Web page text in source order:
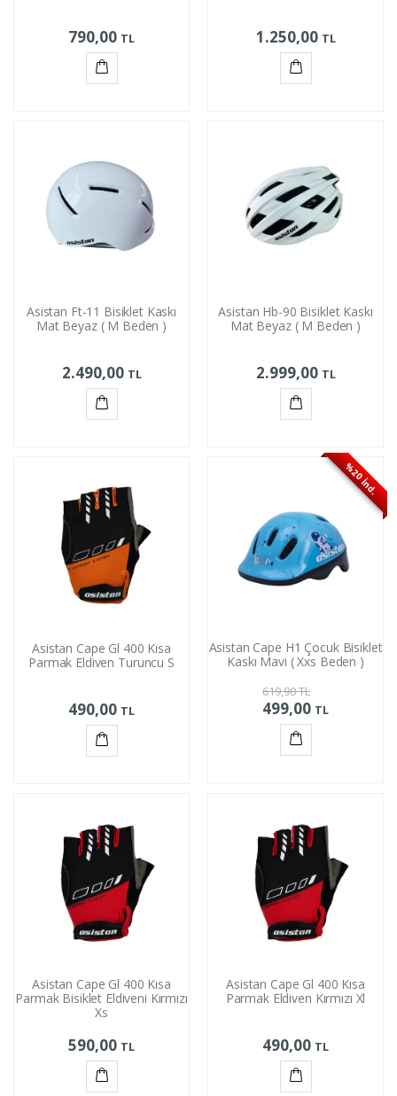
790,00 TL 1.250,00 TL
Asistan Ft-11 Bisiklet Kaskı
Mat Beyaz ( M Beden )
2.490,00 TL
Asistan Hb-90 Bisiklet Kaskı
Mat Beyaz ( M Beden )
2.999,00 TL
Asistan Cape Gl 400 Kısa
Parmak Eldiven Turuncu S
490,00 TL
%20 İnd.
Asistan Cape H1 Çocuk Bisiklet
Kaskı Mavi ( Xxs Beden )
619,90TL
499,00 TL
Asistan Cape Gl 400 Kısa
Parmak Bisiklet Eldiveni Kırmızı
Xs
590,00 TL
Asistan Cape Gl 400 Kısa
Parmak Eldiven Kırmızı Xl
490,00 TL